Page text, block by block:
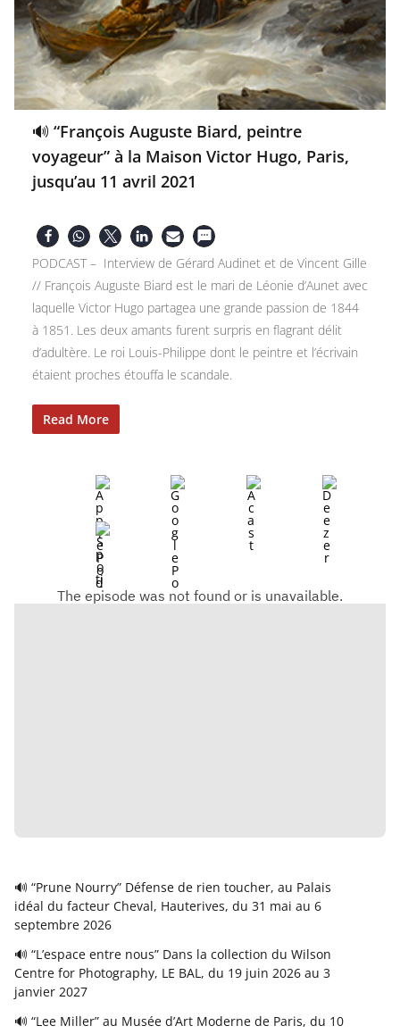
🔊 “François Auguste Biard, peintre
voyageur” à la Maison Victor Hugo, Paris,
jusqu’au 11 avril 2021
PODCAST – Interview de Gérard Audinet et de Vincent Gille
// François Auguste Biard est le mari de Léonie d’Aunet avec
laquelle Victor Hugo partagea une grande passion de 1844
à 1851. Les deux amants furent surpris en flagrant délit
d’adultère. Le roi Louis-Philippe dont le peintre et l’écrivain
étaient proches étouffa le scandale.
Read More
🔊 “Prune Nourry” Défense de rien toucher, au Palais
idéal du facteur Cheval, Hauterives, du 31 mai au 6
septembre 2026
🔊 “L’espace entre nous” Dans la collection du Wilson
Centre for Photography, LE BAL, du 19 juin 2026 au 3
janvier 2027
🔊 “Lee Miller” au Musée d’Art Moderne de Paris, du 10